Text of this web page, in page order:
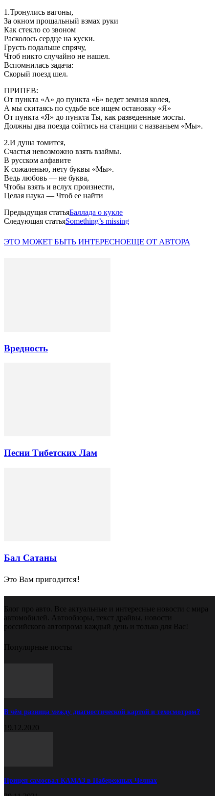
1.Тронулись вагоны,
За окном прощальный взмах руки
Как стекло со звоном
Расколось сердце на куски.
Грусть подальше спрячу,
Чтоб никто случайно не нашел.
Вспомнилась задача:
Скорый поезд шел.
ПРИПЕВ:
От пункта «А» до пункта «Б» ведет земная колея,
А мы скитаясь по судьбе все ищем остановку «Я»
От пункта «Я» до пункта Ты, как разведенные мосты.
Должны два поезда сойтись на станции с названьем «Мы».
2.И душа томится,
Счастья невозможно взять взаймы.
В русском алфавите
К сожаленью, нету буквы «Мы».
Ведь любовь — не буква,
Чтобы взять и вслух произнести,
Целая наука — Чтоб ее найти
Предыдущая статьяБаллада о кукле
Следующая статьяSomething’s missing
ЭТО МОЖЕТ БЫТЬ ИНТЕРЕСНОЕЩЕ ОТ АВТОРА
Вредность
Песни Тибетских Лам
Бал Сатаны
Это Вам пригодится!
Блог про авто. Все актуальные и интересные новости с мира
автомобилей. Автообзоры, текст драйвы, новости
российского автопрома каждый день и только для Вас!
Популярные посты
В чём разница между диагностической картой и техосмотром?
19.12.2020
Прицеп самосвал КАМАЗ в Набережных Челнах